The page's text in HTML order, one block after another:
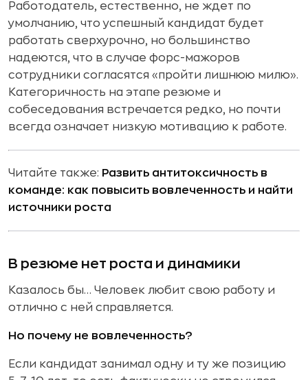
Работодатель, естественно, не ждет по
умолчанию, что успешный кандидат будет
работать сверхурочно, но большинство
надеются, что в случае форс-мажоров
сотрудники согласятся «пройти лишнюю милю».
Категоричность на этапе резюме и
собеседования встречается редко, но почти
всегда означает низкую мотивацию к работе.
Читайте также: Развить антитоксичность в
команде: как повысить вовлеченность и найти
источники роста
В резюме нет роста и динамики
Казалось бы… Человек любит свою работу и
отлично с ней справляется.
Но почему не вовлеченность?
Если кандидат занимал одну и ту же позицию